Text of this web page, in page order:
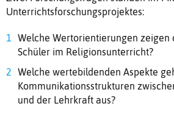
Unterrichtsforschungsprojektes:
Welche Wertorientierungen zeigen
Schüler im Religionsunterricht?
Welche wertebildenden Aspekte
Kommunikationsstrukturen
und der Lehrkraft aus?